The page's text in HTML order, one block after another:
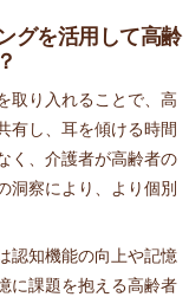
グを活用して高齢
取り入れることで、高
有し、耳を傾ける時間
く、介護者が高齢者の
洞察により、より個別
認知機能の向上や記憶
に課題を抱える高齢者